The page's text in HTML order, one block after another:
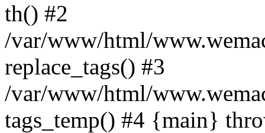
th() #2
/var/www/html/
replace_tags() #3
/var/www/html/
tags_temp() #4 {main}